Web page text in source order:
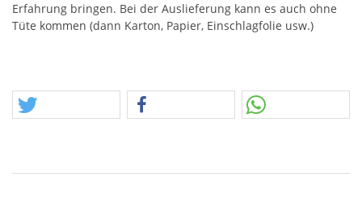
Erfahrung bringen. Bei der Auslieferung kann es auch ohne
Tüte kommen (dann Karton, Papier, Einschlagfolie usw.)